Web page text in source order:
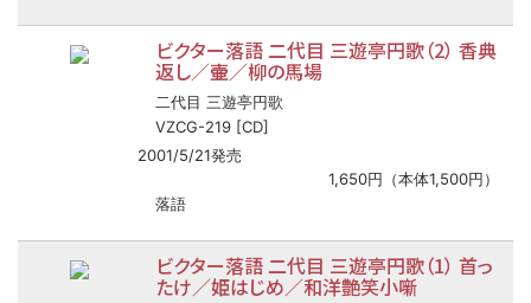
ビクター落語 二代目 三遊亭円歌（2） 香典
返し／壷／柳の馬場
二代目 三遊亭円歌
VZCG-219 [CD]
2001/5/21発売
1,650円（本体1,500円）
落語
ビクター落語 二代目 三遊亭円歌（1） 首っ
たけ／姫はじめ／和洋艶笑小噺